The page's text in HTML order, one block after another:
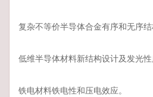
复杂不等价半导体合金有序和无序结
低维半导体材料新结构设计及发光性
铁电材料铁电性和压电效应。